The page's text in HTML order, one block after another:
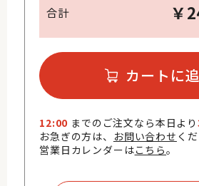
合計 ￥
カートに
12:00 までのご注文なら本日より
お急ぎの方は、 お問い合わせ く
営業日カレンダーはこちら。